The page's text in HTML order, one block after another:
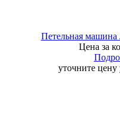
Петельная машина
Цена за
уточните